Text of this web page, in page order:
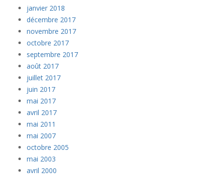
janvier 2018
décembre 2017
novembre 2017
octobre 2017
septembre 2017
août 2017
juillet 2017
juin 2017
mai 2017
avril 2017
mai 2011
mai 2007
octobre 2005
mai 2003
avril 2000